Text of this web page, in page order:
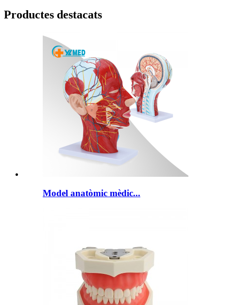
Productes destacats
Model anatòmic mèdic...